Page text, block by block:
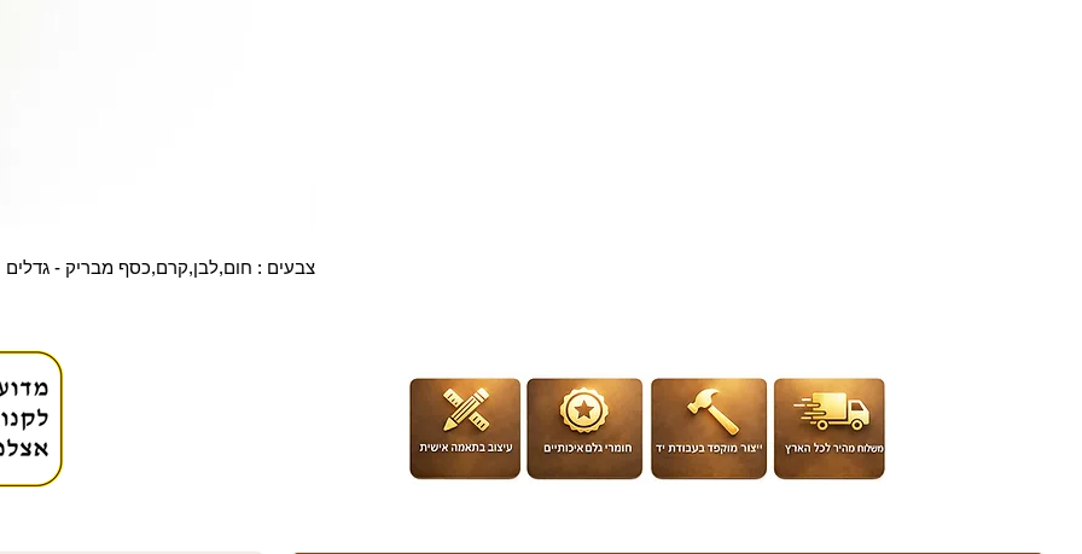
צבעים : חום,לבן,קרם,כסף מבריק - גדלים : 12 , 18, 24